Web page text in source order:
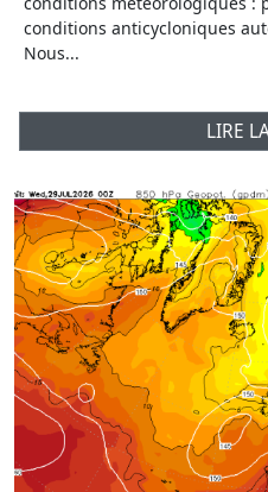
conditions anticycloniques
Nous...
LIRE